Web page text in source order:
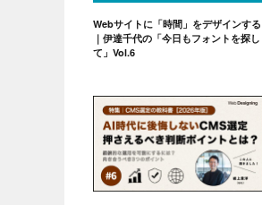
Webサイトに「時間」をデザインする
｜伊達千代の「今日もフォントを探し
て」Vol.6